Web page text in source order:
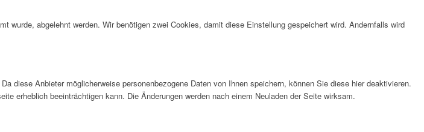
abgelehnt werden. Wir benötigen zwei Cookies, damit diese Einstellung gespeichert wird. Andernfalls wird
diese Anbieter möglicherweise personenbezogene Daten von Ihnen speichern, können Sie diese hier deaktivieren.
erheblich beeinträchtigen kann. Die Änderungen werden nach einem Neuladen der Seite wirksam.